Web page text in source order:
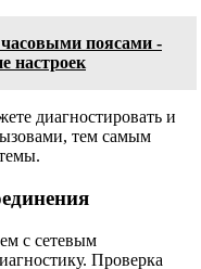
поясами -
настроек
диагностировать и
тем самым
с сетевым
Проверка